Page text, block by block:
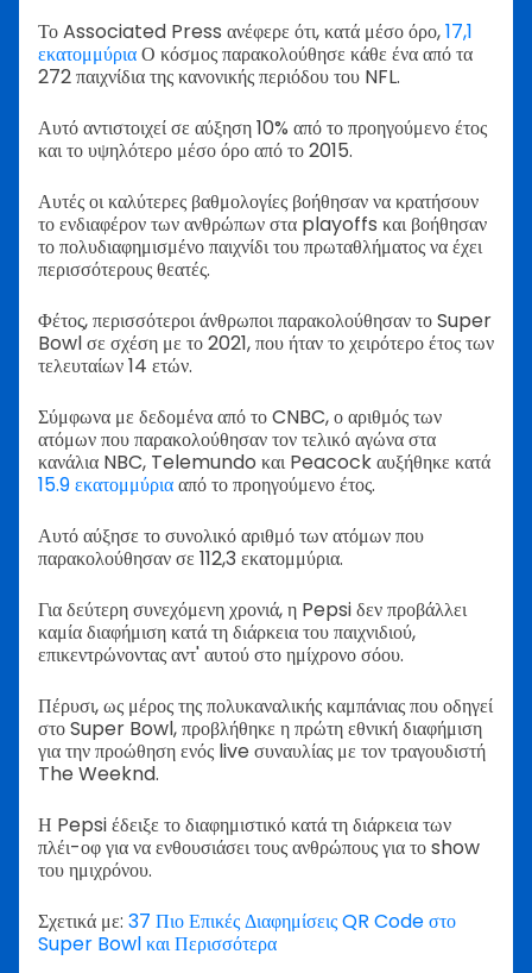
Το Associated Press ανέφερε ότι, κατά μέσο όρο,17,1
εκατομμύριαΟ κόσμος παρακολούθησε κάθε ένα από τα
272 παιχνίδια της κανονικής περιόδου του NFL.
Αυτό αντιστοιχεί σε αύξηση 10% από το προηγούμενο έτος
και το υψηλότερο μέσο όρο από το 2015.
Αυτές οι καλύτερες βαθμολογίες βοήθησαν να κρατήσουν
το ενδιαφέρον των ανθρώπων στα playoffs και βοήθησαν
το πολυδιαφημισμένο παιχνίδι του πρωταθλήματος να έχει
περισσότερους θεατές.
Φέτος, περισσότεροι άνθρωποι παρακολούθησαν το Super
Bowl σε σχέση με το 2021, που ήταν το χειρότερο έτος των
τελευταίων 14 ετών.
Σύμφωνα με δεδομένα από το CNBC, ο αριθμός των
ατόμων που παρακολούθησαν τον τελικό αγώνα στα
κανάλια NBC, Telemundo και Peacock αυξήθηκε κατά
15.9 εκατομμύριααπό το προηγούμενο έτος.
Αυτό αύξησε το συνολικό αριθμό των ατόμων που
παρακολούθησαν σε 112,3 εκατομμύρια.
Για δεύτερη συνεχόμενη χρονιά, η Pepsi δεν προβάλλει
καμία διαφήμιση κατά τη διάρκεια του παιχνιδιού,
επικεντρώνοντας αντ' αυτού στο ημίχρονο σόου.
Πέρυσι, ως μέρος της πολυκαναλικής καμπάνιας που οδηγεί
στο Super Bowl, προβλήθηκε η πρώτη εθνική διαφήμιση
για την προώθηση ενός live συναυλίας με τον τραγουδιστή
The Weeknd.
Η Pepsi έδειξε το διαφημιστικό κατά τη διάρκεια των
πλέι-οφ για να ενθουσιάσει τους ανθρώπους για το show
του ημιχρόνου.
Σχετικά με: 37 Πιο Επικές Διαφημίσεις QR Code στο
Super Bowl και Περισσότερα